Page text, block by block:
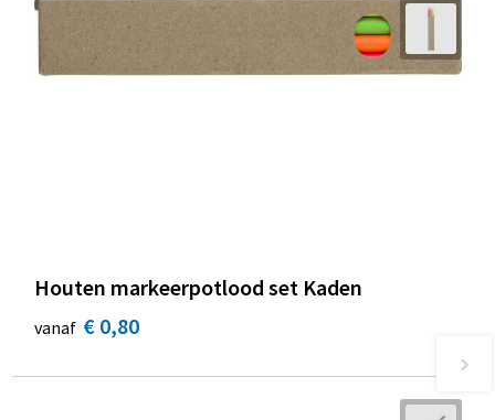
Houten markeerpotlood set Kaden
vanaf € 0,80